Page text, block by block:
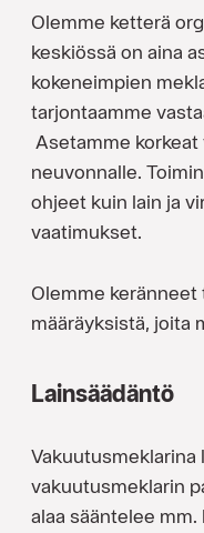
Olemme ketterä
keskiössä on aina
kokeneimpien
tarjontaamme
Asetamme
neuvonnalle.
ohjeet kuin lain ja
vaatimukset.
Olemme
määräyksistä, joita
Lainsäädäntö
vakuutusmeklarin
alaa sääntelee